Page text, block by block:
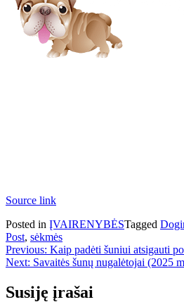
Source link
Posted in ĮVAIRENYBĖSTagged
Post, sėkmės
Navigacija
tarp
įrašų
Previous: Kaip padėti šuniui atsigauti
Next: Savaitės šunų nugalėtojai (2025
Susiję įrašai